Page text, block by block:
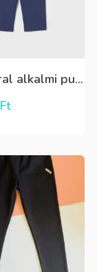
Mayoral alkalmi puha kék élre vasalt nadrág, behúzható derékrésszel
Ft